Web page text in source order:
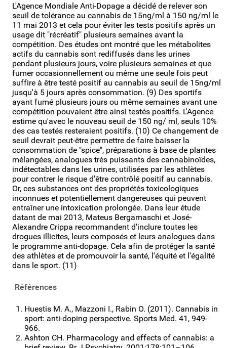
L'Agence Mondiale Anti-Dopage a décidé de relever son
seuil de tolérance au cannabis de 15ng/ml à 150 ng/ml le
11 mai 2013 et cela pour éviter les tests positifs après un
usage dit "récréatif" plusieurs semaines avant la
compétition. Des études ont montré que les métabolites
actifs du cannabis sont rediffusés dans les urines
pendant plusieurs jours, voire plusieurs semaines et que
fumer occasionnellement ou même une seule fois peut
suffire à être testé positif au cannabis au seuil de 15ng/ml
jusqu'à 5 jours après consommation. (9) Des sportifs
ayant fumé plusieurs jours ou même semaines avant une
compétition pouvaient être ainsi testés positifs. L'Agence
estime qu'avec le nouveau seuil de 150 ng/ ml, seuls 10%
des cas testés resteraient positifs. (10) Ce changement de
seuil devrait peut-être permettre de faire baisser la
consommation de "spice", préparations à base de plantes
mélangées, analogues très puissants des cannabinoïdes,
indétectables dans les urines, utilisées par les athlètes
pour contrer le risque d'être contrôlé positif au cannabis.
Or, ces substances ont des propriétés toxicologiques
inconnues et potentiellement dangereuses qui peuvent
entraîner une intoxication prolongée. Dans leur étude
datant de mai 2013, Mateus Bergamaschi et José-
Alexandre Crippa recommandent d'inclure toutes les
drogues illicites, leurs composés et leurs analogues dans
le programme anti-dopage. Cela afin de protéger la santé
des athlètes et de promouvoir la santé, l'équité et l'égalité
dans le sport. (11)
Références
Huestis M. A., Mazzoni I., Rabin O. (2011). Cannabis in
sport: anti-doping perspective. Sports Med. 41, 949-
966.
Ashton CH. Pharmacology and effects of cannabis: a